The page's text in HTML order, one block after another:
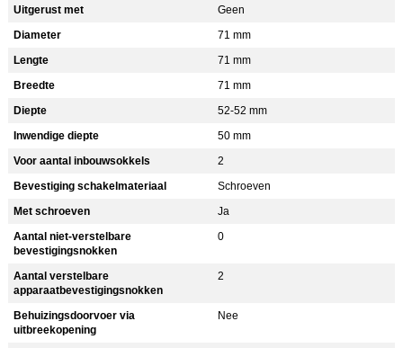
Uitgerust met
Geen
Diameter
71 mm
Lengte
71 mm
Breedte
71 mm
Diepte
52-52 mm
Inwendige diepte
50 mm
Voor aantal inbouwsokkels
2
Bevestiging schakelmateriaal
Schroeven
Met schroeven
Ja
Aantal niet-verstelbare
bevestigingsnokken
0
Aantal verstelbare
apparaatbevestigingsnokken
2
Behuizingsdoorvoer via
uitbreekopening
Nee